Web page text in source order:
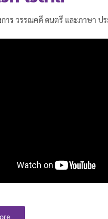
การ วรรณคดี ดนตรี และภาษา ป